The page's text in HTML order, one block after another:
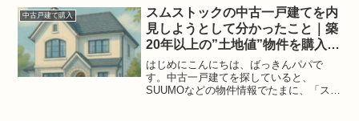
考えてしまいます。私自身も、中田敦彦
さんの発信から多くのこと...
中古戸建て購入
スムストックの中古一戸建てを内
見しようとして分かったこと｜築
20年以上の”土地値”物件を購入す
るまで【体験談】
はじめにこんにちは、ばっきんパパで
す。中古一戸建てを探していると、
SUUMOなどの物件情報でたまに、「スム